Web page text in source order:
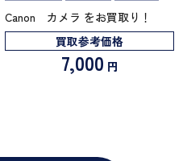
Canon カメラ をお買取り！
買取参考価格
7,000 円